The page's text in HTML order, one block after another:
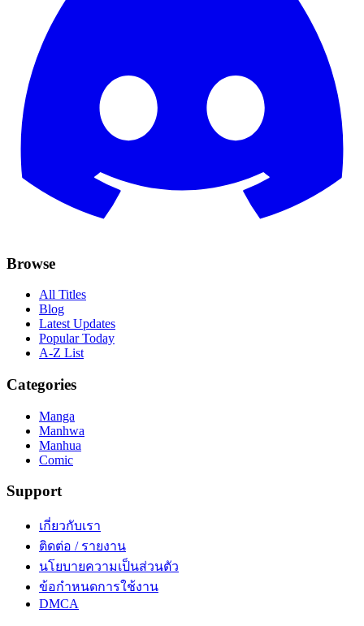
Browse
All Titles
Blog
Latest Updates
Popular Today
A-Z List
Categories
Manga
Manhwa
Manhua
Comic
Support
เกี่ยวกับเรา
ติดต่อ / รายงาน
นโยบายความเป็นส่วนตัว
ข้อกำหนดการใช้งาน
DMCA